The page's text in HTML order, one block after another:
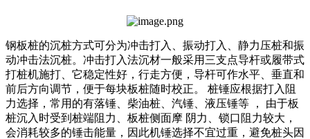
钢板桩的沉桩方式可分为冲击打入、振动打入、静力压桩和振
动冲击法沉桩。冲击打入法沉材一般采用三支点导杆或履带式
打桩机施打、它稳定性好，行走方便，导杆可作水平、垂直和
前后方向调节，便于每块板桩随时校正。 桩锤应根据打入阻
力选择，常用的有落锤、柴油桩、汽锤、液压锤等 ， 由于板
桩沉入时受到桩端阻力、板桩侧面摩 阴力、锁口阻力较大，
会消耗较多的锤击能量，因此机锤选择不宜过重，避免桩头因